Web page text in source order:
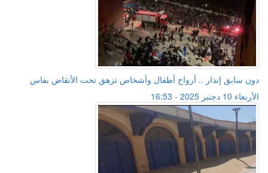
دون سابق إنذار .. أرواح أطفال وأشخاص تزهق تحت الأنقاض بفاس
الأربعاء 10 دجنبر 2025 - 16:53